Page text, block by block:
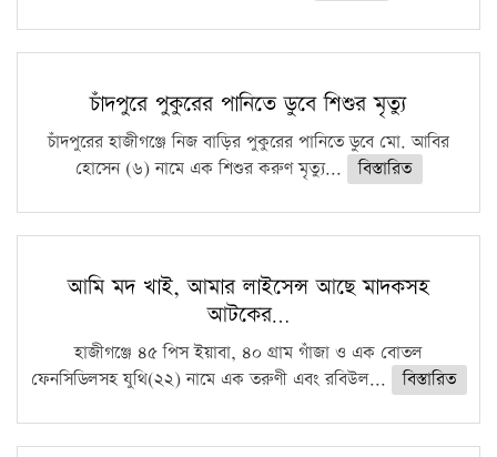
চাঁদপুরে পুকুরের পানিতে ডুবে শিশুর মৃত্যু
চাঁদপুরের হাজীগঞ্জে নিজ বাড়ির পুকুরের পানিতে ডুবে মো. আবির
হোসেন (৬) নামে এক শিশুর করুণ মৃত্যু...
বিস্তারিত
আমি মদ খাই, আমার লাইসেন্স আছে মাদকসহ
আটকের…
হাজীগঞ্জে ৪৫ পিস ইয়াবা, ৪০ গ্রাম গাঁজা ও এক বোতল
ফেনসিডিলসহ যুথি(২২) নামে এক তরুণী এবং রবিউল...
বিস্তারিত